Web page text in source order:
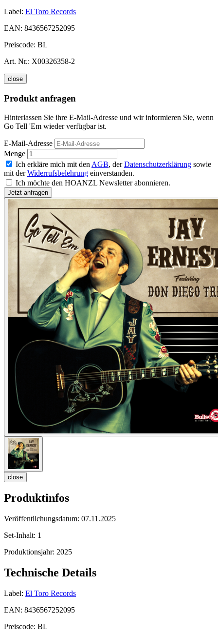
Label: El Toro Records
EAN: 8436567252095
Preiscode: BL
Art. Nr.: X00326358-2
close
Produkt anfragen
Hinterlassen Sie ihre E-Mail-Adresse und wir informieren Sie, wenn
Go Tell 'Em wieder verfügbar ist.
E-Mail-Adresse
Menge
Ich erkläre mich mit den AGB, derDatenschutzerklärung sowie
mit derWiderrufsbelehrung einverstanden.
Ich möchte den HOANZL Newsletter abonnieren.
close
Produktinfos
Veröffentlichungsdatum: 07.11.2025
Set-Inhalt: 1
Produktionsjahr: 2025
Technische Details
Label: El Toro Records
EAN: 8436567252095
Preiscode: BL